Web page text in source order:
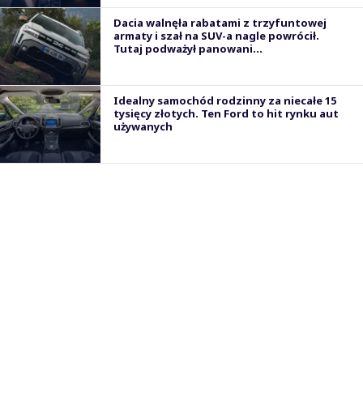
Dacia walnęła rabatami z trzyfuntowej
armaty i szał na SUV-a nagle powrócił.
Tutaj podważył panowani...
Idealny samochód rodzinny za niecałe 15
tysięcy złotych. Ten Ford to hit rynku aut
używanych